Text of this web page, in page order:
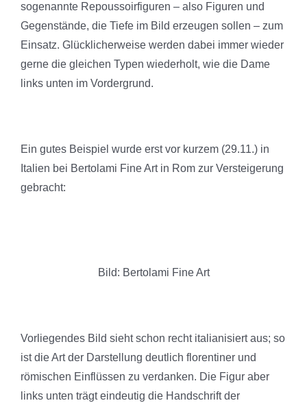
sogenannte Repoussoirfiguren – also Figuren und
Gegenstände, die Tiefe im Bild erzeugen sollen – zum
Einsatz. Glücklicherweise werden dabei immer wieder
gerne die gleichen Typen wiederholt, wie die Dame
links unten im Vordergrund.
Ein gutes Beispiel wurde erst vor kurzem (29.11.) in
Italien bei Bertolami Fine Art in Rom zur Versteigerung
gebracht:
Bild: Bertolami Fine Art
Vorliegendes Bild sieht schon recht italianisiert aus; so
ist die Art der Darstellung deutlich florentiner und
römischen Einflüssen zu verdanken. Die Figur aber
links unten trägt eindeutig die Handschrift der